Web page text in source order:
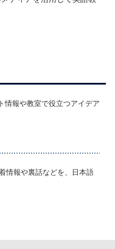
情報や教室で役立つアイデア
情報や裏話などを、日本語